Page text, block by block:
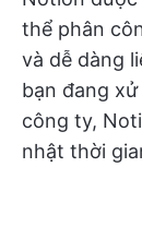
thể phân
và dễ dàng
bạn đang
công ty,
nhật thời